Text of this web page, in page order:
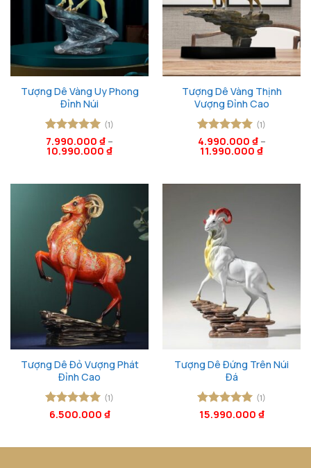
Tượng Dê Vàng Uy Phong
Đỉnh Núi
Được xếp
hạng55
(1)
7.990.000 ₫ –
10.990.000 ₫
Tượng Dê Vàng Thịnh
Vượng Đỉnh Cao
Được xếp
hạng55
(1)
4.990.000 ₫–
11.990.000 ₫
Tượng Dê Đỏ Vượng Phát
Đỉnh Cao
Được xếp
(1)
6.500.000 ₫
Tượng Dê Đứng Trên Núi
Đá
Được xếp
(1)
15.990.000 ₫